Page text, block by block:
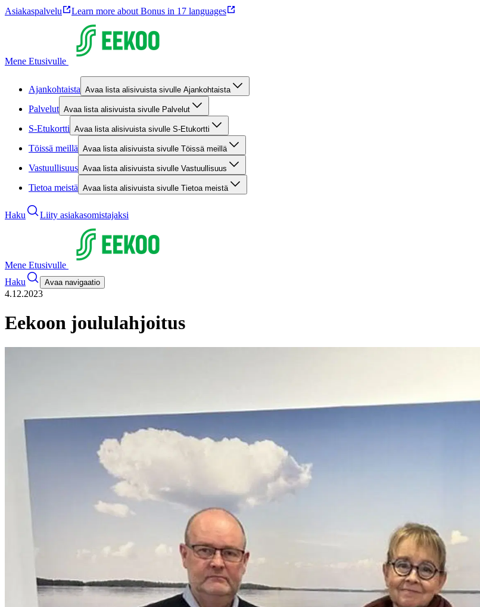
Asiakaspalvelu Learn more about Bonus in 17 languages
Mene Etusivulle
Ajankohtaista Avaa lista alisivuista sivulle Ajankohtaista
Palvelut Avaa lista alisivuista sivulle Palvelut
S-Etukortti Avaa lista alisivuista sivulle S-Etukortti
Töissä meillä Avaa lista alisivuista sivulle Töissä meillä
Vastuullisuus Avaa lista alisivuista sivulle Vastuullisuus
Tietoa meistä Avaa lista alisivuista sivulle Tietoa meistä
Haku Liity asiakasomistajaksi
Mene Etusivulle
Haku
Avaa navigaatio
4.12.2023
Eekoon joululahjoitus